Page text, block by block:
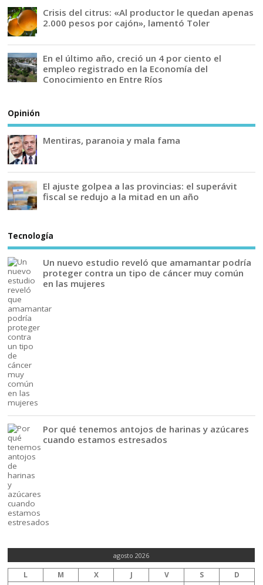
Crisis del citrus: «Al productor le quedan apenas
2.000 pesos por cajón», lamentó Toler
En el último año, creció un 4 por ciento el
empleo registrado en la Economía del
Conocimiento en Entre Ríos
Opinión
Mentiras, paranoia y mala fama
El ajuste golpea a las provincias: el superávit
fiscal se redujo a la mitad en un año
Tecnología
Un nuevo estudio reveló que amamantar podría
proteger contra un tipo de cáncer muy común
en las mujeres
Por qué tenemos antojos de harinas y azúcares
cuando estamos estresados
agosto 2026
L M X J V S
D